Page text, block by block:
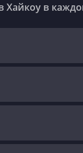
Хайкоу в